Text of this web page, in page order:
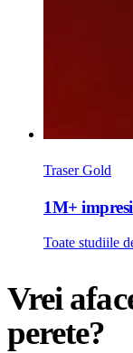
Traser Gold
1M+
Toate studiile
Vrei
perete?